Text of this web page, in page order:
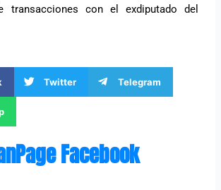
con el exdiputado del
Twitter Telegram
Facebook